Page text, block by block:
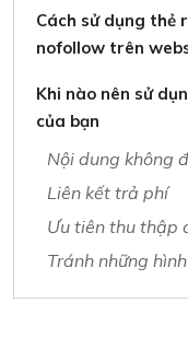
Cách sử dụng thẻ
nofollow trên
Khi nào nên sử
của bạn
Nội dung không
Liên kết trả phí
Ưu tiên thu thập
Tránh những